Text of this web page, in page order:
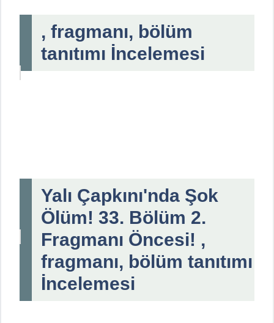
, fragmanı, bölüm
tanıtımı İncelemesi
Yalı Çapkını'nda Şok
Ölüm! 33. Bölüm 2.
Fragmanı Öncesi! ,
fragmanı, bölüm tanıtımı
İncelemesi